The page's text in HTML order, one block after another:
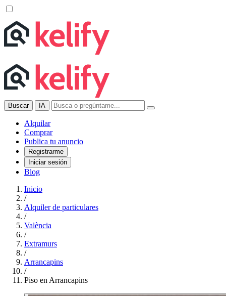
Buscar IA
Alquilar
Comprar
Publica tu anuncio
Registrarme
Iniciar sesión
Blog
Inicio
/
Alquiler de particulares
/
València
/
Extramurs
/
Arrancapins
/
Piso en Arrancapins